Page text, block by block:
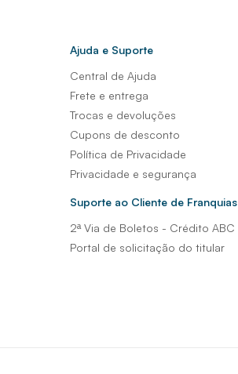
Ajuda e Suporte
Central de Ajuda
Frete e entrega
Trocas e devoluções
Cupons de desconto
Política de Privacidade
Privacidade e segurança
Suporte ao Cliente de Franquias
2ª Via de Boletos - Crédito ABC
Portal de solicitação do titular